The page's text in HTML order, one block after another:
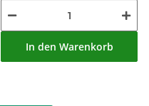
In den Warenkorb